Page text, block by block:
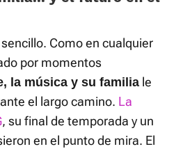
Como en cualquier
por momentos
la música y su familia le
el largo camino. La
, su final de temporada y un
en el punto de mira. El